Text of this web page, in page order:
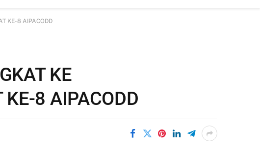
KE-8 AIPACODD
KE
8 AIPACODD